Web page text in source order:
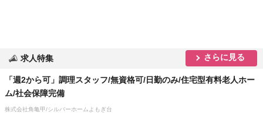
求人特集 さらに見る
「週2から可」調理スタッフ/無資格可/日勤のみ/住宅型有料老人ホー
ム/社会保障完備
株式会社角亀甲/シルバーホームよもぎ台